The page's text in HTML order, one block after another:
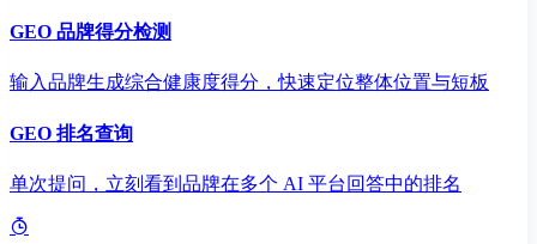
GEO 品牌得分检测
输入品牌生成综合健康度得分，快速定位整体位置与短板
GEO 排名查询
单次提问，立刻看到品牌在多个 AI 平台回答中的排名